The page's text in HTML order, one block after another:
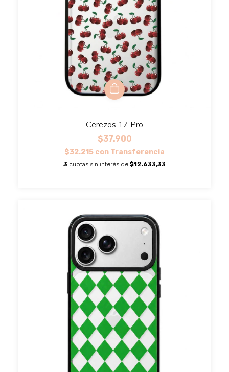
Cerezas 17 Pro
$37.900
$32.215 con Transferencia
3 cuotas sin interés de $12.633,33